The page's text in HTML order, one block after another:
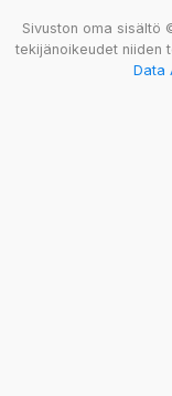
Sivuston oma sisältö
tekijänoikeudet niiden
Data